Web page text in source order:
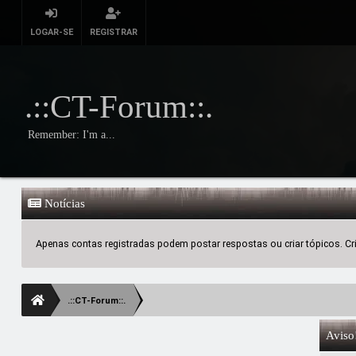
LOGAR-SE REGISTRAR
.::CT-Forum::.
Remember: I'm a...
Notícias
Apenas contas registradas podem postar respostas ou criar tópicos.
.::CT-Forum::.